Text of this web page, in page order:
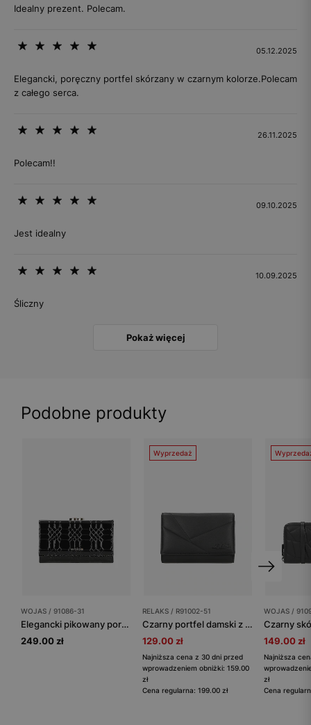
Idealny prezent. Polecam.
05.12.2025
Elegancki, poręczny portfel skórzany w czarnym kolorze.Polecam
z całego serca.
26.11.2025
Polecam!!
09.10.2025
Jest idealny
10.09.2025
Śliczny
Pokaż więcej
Podobne produkty
WOJAS / 91086-31
Elegancki pikowany portfel damski lakierowany
249.00 zł
Wyprzedaż
RELAKS / R91002-51
Czarny portfel damski z geometrycznymi przeszyciami RELAKS
129.00 zł
Najniższa cena z 30 dni przed
wprowadzeniem obniżki: 159.00
zł
Cena regularna: 199.00 zł
WOJAS /
149.00 zł
Najniższa
zł
Cena